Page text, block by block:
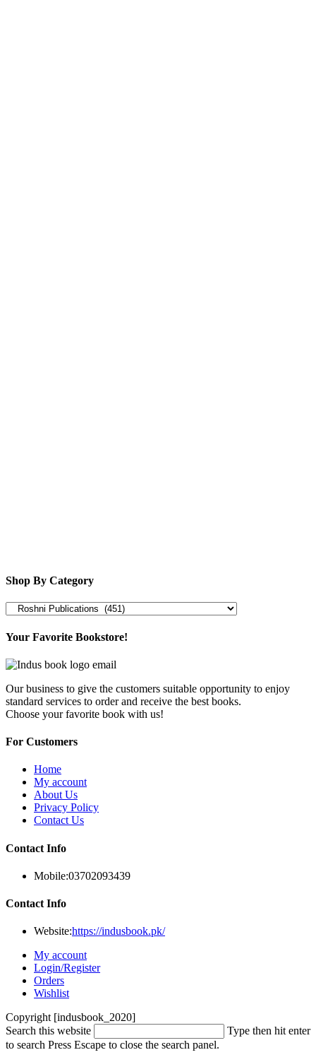
Shop By Category
Your Favorite Bookstore!
Our business to give the customers suitable opportunity to enjoy
standard services to order and receive the best books.
Choose your favorite book with us!
For Customers
Home
My account
About Us
Privacy Policy
Contact Us
Contact Info
Mobile:03702093439
Contact Info
Website:https://indusbook.pk/
My account
Login/Register
Orders
Wishlist
Copyright [indusbook_2020]
Search this website
Type then hit enter
to search Press Escape to close the search panel.